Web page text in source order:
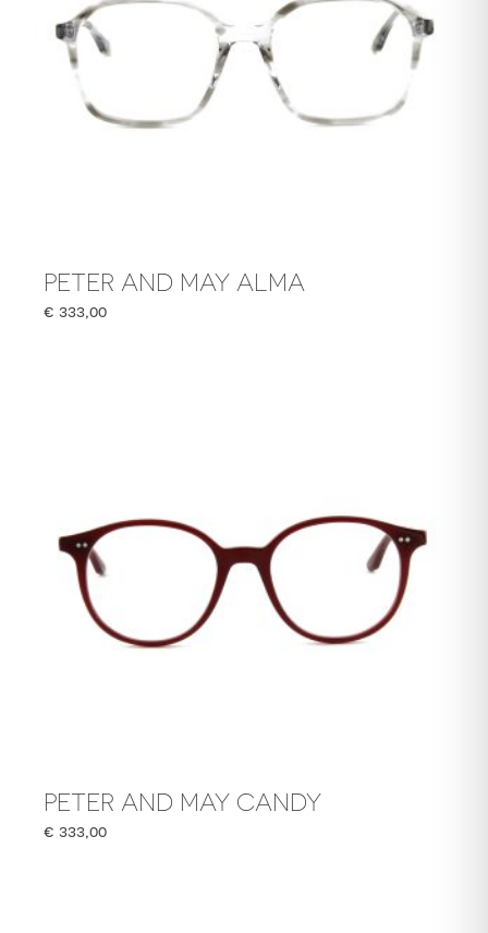
PETER AND MAY ALMA
€ 333,00
PETER AND MAY CANDY
€ 333,00